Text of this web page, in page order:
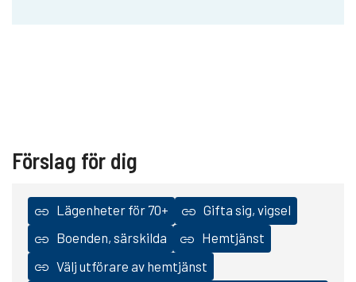
Förslag för dig
Lägenheter för 70+
Gifta sig, vigsel
Boenden, särskilda
Hemtjänst
Välj utförare av hemtjänst